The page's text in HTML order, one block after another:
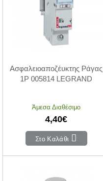
Ασφαλειοαποζέυκτης Ράγας
1P 005814 LEGRAND
Άμεσα Διαθέσιμο
4,40€
Στο Καλάθι